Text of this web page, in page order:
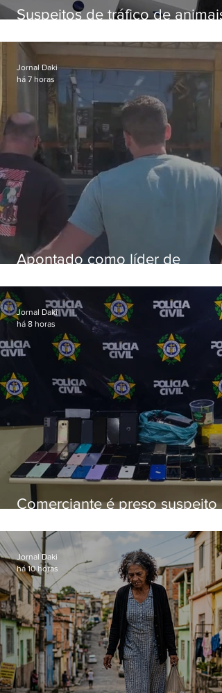
Suspeitos de tráfico de animais
aves
Apontado como líder de
aposentados é preso
Jornal Daki
há 7 horas
Comerciante é preso suspeito
loja
Jornal Daki
há 8 horas
Jornal Daki
há 10 horas